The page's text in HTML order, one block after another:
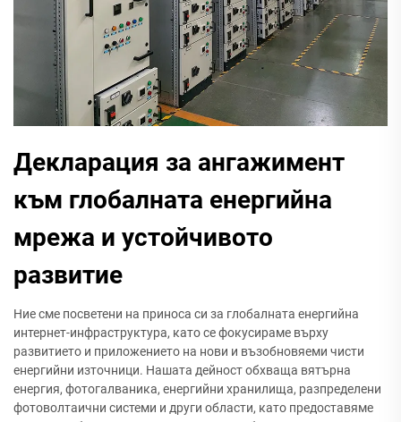
Декларация за ангажимент
към глобалната енергийна
мрежа и устойчивото
развитие
Ние сме посветени на приноса си за глобалната енергийна
интернет-инфраструктура, като се фокусираме върху
развитието и приложението на нови и възобновяеми чисти
енергийни източници. Нашата дейност обхваща вятърна
енергия, фотогалваника, енергийни хранилища, разпределени
фотоволтаични системи и други области, като предоставяме